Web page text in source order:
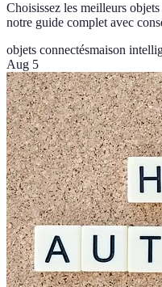
Choisissez les meilleurs
notre guide complet avec
objets connectésmaison
Aug 5